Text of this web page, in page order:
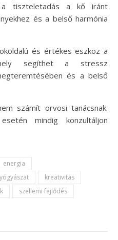
a tiszteletadás a kő iránt
és a belső harmónia
és értékes eszköz a
segíthet a stressz
és a belső
számít orvosi tanácsnak.
mindig konzultáljon
energia
kreativitás
szellemi fejlődés